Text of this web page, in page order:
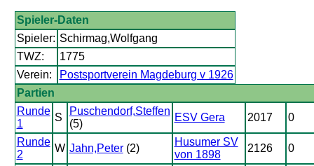
Spieler-Daten
Spieler: Schirmag,Wolfgang
TWZ:
1775
Verein:
Postsportverein Magdeburg v 1926
Partien
Runde
1
S
Puschendorf,Steffen
(5)
ESV Gera 2017 0
Runde
2
W Jahn,Peter(2)
Husumer SV
von 1898
2126 0